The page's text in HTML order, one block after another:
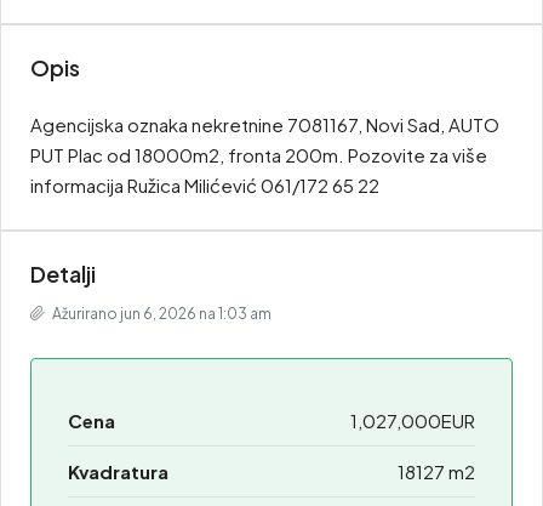
Opis
Agencijska oznaka nekretnine 7081167, Novi Sad, AUTO
PUT Plac od 18000m2, fronta 200m. Pozovite za više
informacija Ružica Milićević 061/172 65 22
Detalji
Ažurirano jun 6, 2026 na 1:03 am
Cena 1,027,000EUR
Kvadratura 18127 m2